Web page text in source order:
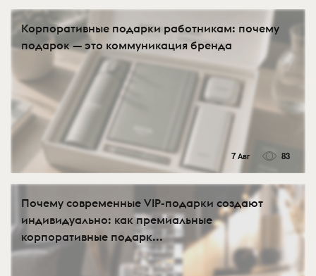
Корпоративные подарки работникам: почему
подарок — это коммуникация бренда
7 Авг 83
Почему современные VIP-подарки создают
индивидуально: как премиальные
корпоративные подарк...